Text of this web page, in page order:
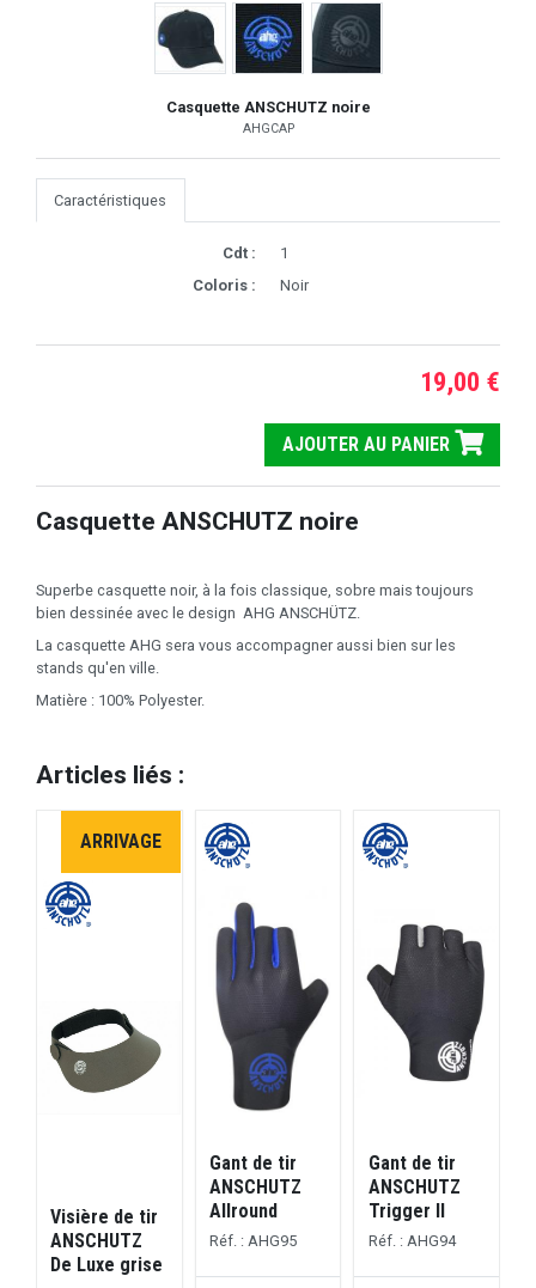
Casquette ANSCHUTZ noire
AHGCAP
Caractéristiques
Cdt :
1
Coloris :
Noir
19,00 €
AJOUTER AU PANIER
Casquette ANSCHUTZ noire
Superbe casquette noir, à la fois classique, sobre mais toujours
bien dessinée avec le design AHG ANSCHÜTZ.
La casquette AHG sera vous accompagner aussi bien sur les
stands qu'en ville.
Matière : 100% Polyester.
Articles liés :
ARRIVAGE
Visière de tir
ANSCHUTZ
De Luxe grise
Gant de tir
ANSCHUTZ
Allround
Réf. : AHG95
Gant de tir
ANSCHUTZ
Trigger II
Réf. : AHG94